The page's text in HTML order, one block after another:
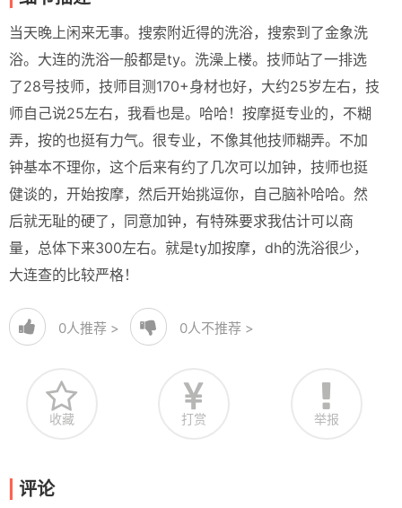
当天晚上闲来无事。搜索附近得的洗浴，搜索到了金象洗
浴。大连的洗浴一般都是ty。洗澡上楼。技师站了一排选
了28号技师，技师目测170+身材也好，大约25岁左右，技
师自己说25左右，我看也是。哈哈！按摩挺专业的，不糊
弄，按的也挺有力气。很专业，不像其他技师糊弄。不加
钟基本不理你，这个后来有约了几次可以加钟，技师也挺
健谈的，开始按摩，然后开始挑逗你，自己脑补哈哈。然
后就无耻的硬了，同意加钟，有特殊要求我估计可以商
量，总体下来300左右。就是ty加按摩，dh的洗浴很少，
大连查的比较严格！
0人推荐 > 0人不推荐 >
收藏 打赏 举报
评论